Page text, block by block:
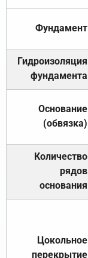
Фундамент
Гидроизоляция
фундамента
Основание
(обвязка)
Количество
рядов
основания
Цокольное
перекрытие